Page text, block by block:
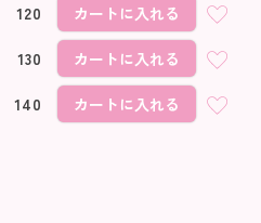
120 カートに入れる
130 カートに入れる
140 カートに入れる